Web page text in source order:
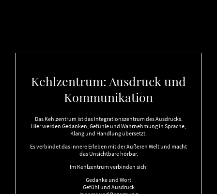
Kehlzentrum: Ausdruck und
Kommunikation
Das Kehlzentrum ist das Integrationszentrum des Ausdrucks.
Hier werden Gedanken, Gefühle und Wahrnehmung in Sprache,
Klang und Handlung übersetzt.
Es verbindet das innere Erleben mit der Äußeren Welt und macht
das Unsichtbare hörbar.
Im Kehlzentrum verbinden sich:
Gedanke und Wort
Gefühl und Ausdruck